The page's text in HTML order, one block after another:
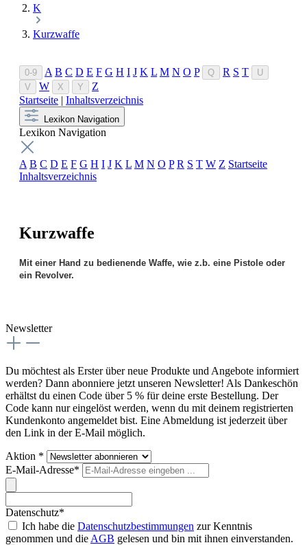
K
Kurzwaffe
0-9 A B C D E F G H I J K L M N O P Q R S T
U
V
W X Y
Z
Startseite | Inhaltsverzeichnis
Lexikon Navigation
Lexikon Navigation
A B C D E F G H I J K L M N O P R S T W Z Startseite
Inhaltsverzeichnis
Kurzwaffe
Mit einer Hand zu bedienende Waffe, wie z.b. eine Pistole oder
ein Revolver.
Newsletter
Du möchtest als Erster über neue Produkte und Angebote informiert
werden? Dann abonniere jetzt unseren Newsletter! Als Dankeschön
erhältst du einen Code über 5 % für deine erste Bestellung. Der
Code kann nur eingelöst werden, wenn du mit deinem registrierten
Kundenkonto angemeldet bist. Eine Abmeldung ist jederzeit über
den Link in der E-Mail möglich.
Aktion *
E-Mail-Adresse*
Datenschutz*
Ich habe die Datenschutzbestimmungen zur Kenntnis
genommen und die AGB gelesen und bin mit ihnen einverstanden.